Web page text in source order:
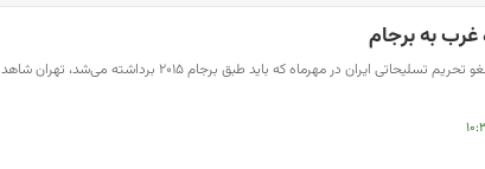
به برجام
حالا در چند قدمی لغو تحریم تسلیحاتی ایران در مهرماه که باید طبق برجام ۲۰۱۵ برداشته می‌شد، تهران شاهد